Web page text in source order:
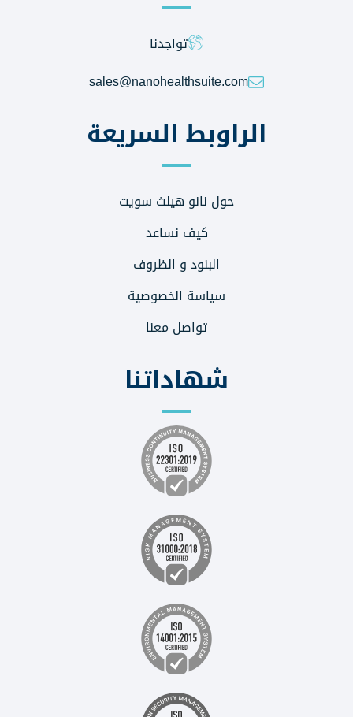
تواجدنا
sales@nanohealthsuite.com
الراوبط السريعة
حول نانو هيلث سويت
كيف نساعد
البنود و الظروف
سياسة الخصوصية
تواصل معنا
شهاداتنا